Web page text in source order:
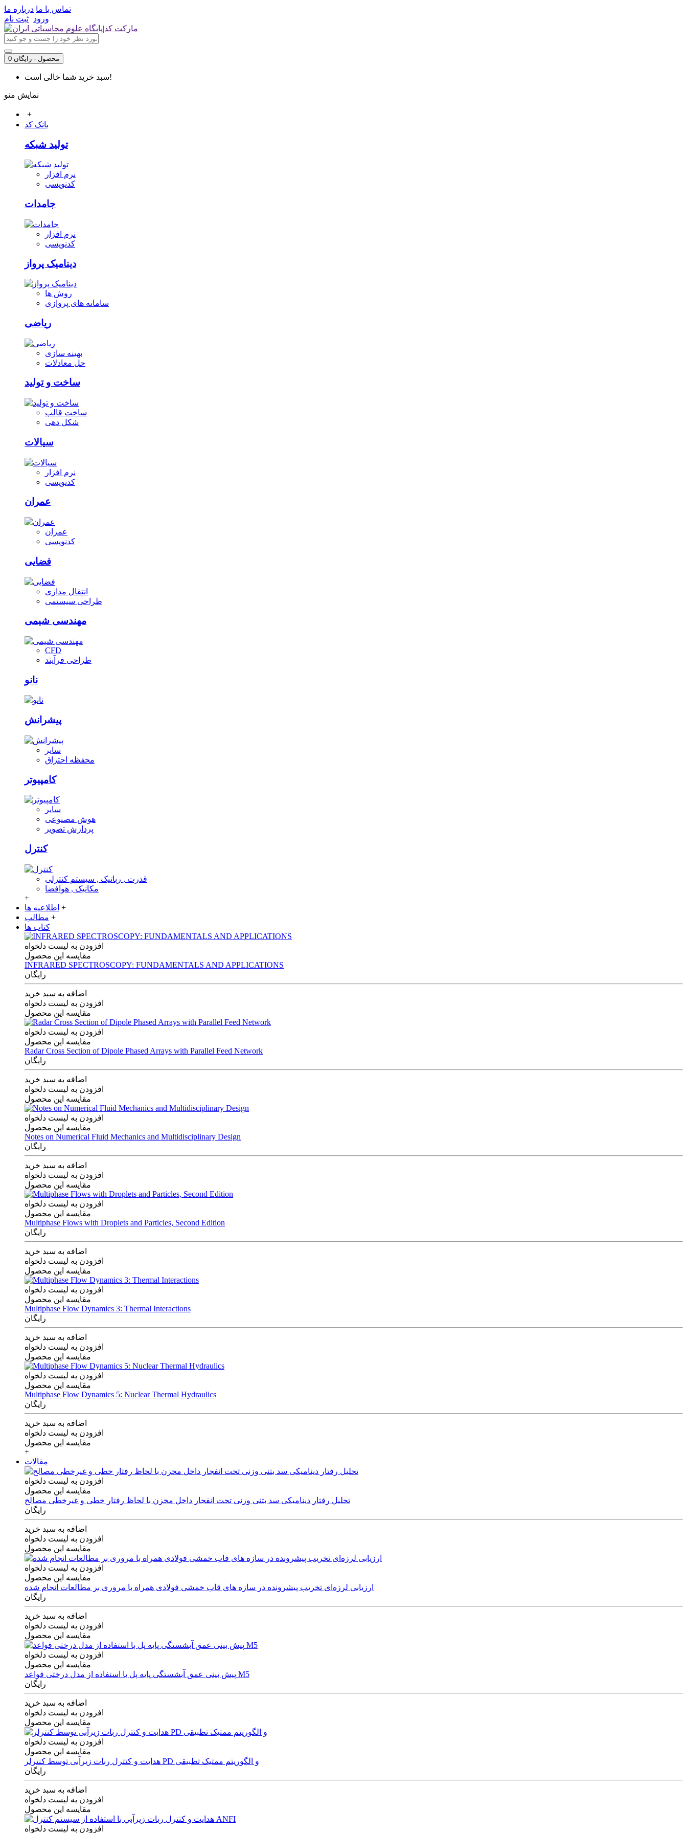
تماس با ما درباره ما
ورود ثبت نام
0 محصول - رایگان
سبد خرید شما خالی است!
نمایش منو
+
بانک کد
تولید شبکه
نرم افزار
کدنویسی
جامدات
نرم افزار
کدنویسی
دینامیک پرواز
روش ها
سامانه های پروازی
ریاضی
بهینه سازی
حل معادلات
ساخت و تولید
ساخت قالب
شکل دهی
سیالات
نرم افزار
کدنویسی
عمران
عمران
کدنویسی
فضایی
انتقال مداری
طراحی سیستمی
مهندسی شیمی
CFD
طراحی فرآیند
نانو
پیشرانش
سایر
محفظه احتراق
کامپیوتر
سایر
هوش مصنوعی
پردازش تصویر
کنترل
قدرت , رباتیک , سیستم کنترلی
مکانیک , هوافضا
+
اطلاعیه ها +
مطالب +
کتاب ها
افزودن به لیست دلخواه
مقایسه این محصول
INFRARED SPECTROSCOPY: FUNDAMENTALS AND APPLICATIONS
رایگان
اضافه به سبد خرید
افزودن به لیست دلخواه
مقایسه این محصول
افزودن به لیست دلخواه
مقایسه این محصول
Radar Cross Section of Dipole Phased Arrays with Parallel Feed Network
رایگان
اضافه به سبد خرید
افزودن به لیست دلخواه
مقایسه این محصول
افزودن به لیست دلخواه
مقایسه این محصول
Notes on Numerical Fluid Mechanics and Multidisciplinary Design
رایگان
اضافه به سبد خرید
افزودن به لیست دلخواه
مقایسه این محصول
افزودن به لیست دلخواه
مقایسه این محصول
Multiphase Flows with Droplets and Particles, Second Edition
رایگان
اضافه به سبد خرید
افزودن به لیست دلخواه
مقایسه این محصول
افزودن به لیست دلخواه
مقایسه این محصول
Multiphase Flow Dynamics 3: Thermal Interactions
رایگان
اضافه به سبد خرید
افزودن به لیست دلخواه
مقایسه این محصول
افزودن به لیست دلخواه
مقایسه این محصول
Multiphase Flow Dynamics 5: Nuclear Thermal Hydraulics
رایگان
اضافه به سبد خرید
افزودن به لیست دلخواه
مقایسه این محصول
+
مقالات
افزودن به لیست دلخواه
مقایسه این محصول
تحلیل رفتار دینامیکی سد بتنی وزنی تحت انفجار داخل مخزن با لحاظ رفتار خطی و غیرخطی مصالح
رایگان
اضافه به سبد خرید
افزودن به لیست دلخواه
مقایسه این محصول
افزودن به لیست دلخواه
مقایسه این محصول
ارزیابی لرزه‌ای تخریب پیشرونده در سازه های قاب خمشی فولادی همراه با مروری بر مطالعات انجام شده
رایگان
اضافه به سبد خرید
افزودن به لیست دلخواه
مقایسه این محصول
افزودن به لیست دلخواه
مقایسه این محصول
پیش بینی عمق آبشستگی پایه پل با استفاده از مدل درختی قواعد M5
رایگان
اضافه به سبد خرید
افزودن به لیست دلخواه
مقایسه این محصول
افزودن به لیست دلخواه
مقایسه این محصول
هدایت و کنترل ربات زیرآبی توسط کنترلر PD و الگوریتم ممتیک تطبیقی
رایگان
اضافه به سبد خرید
افزودن به لیست دلخواه
مقایسه این محصول
افزودن به لیست دلخواه